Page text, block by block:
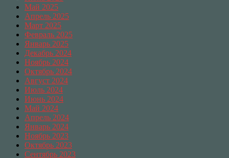
Май 2025
Апрель 2025
Март 2025
Февраль 2025
Январь 2025
Декабрь 2024
Ноябрь 2024
Октябрь 2024
Август 2024
Июль 2024
Июнь 2024
Май 2024
Апрель 2024
Январь 2024
Ноябрь 2023
Октябрь 2023
Сентябрь 2023